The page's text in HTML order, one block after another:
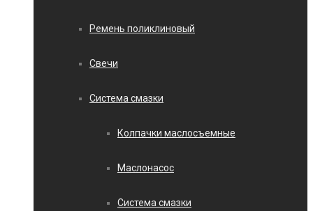
Ремень поликлиновый
Свечи
Система смазки
Колпачки маслосъемные
Маслонасос
Система смазки